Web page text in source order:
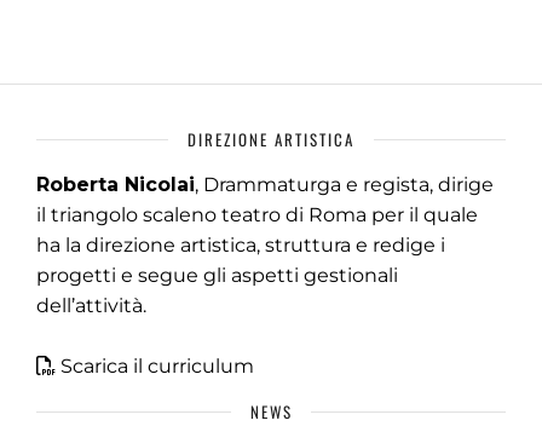
DIREZIONE ARTISTICA
Roberta Nicolai, Drammaturga e regista, dirige
il triangolo scaleno teatro di Roma per il quale
ha la direzione artistica, struttura e redige i
progetti e segue gli aspetti gestionali
dell’attività.
Scarica il curriculum
NEWS